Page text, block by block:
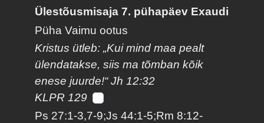
Ülestõusmisaja 7. pühapäev Exaudi
Püha Vaimu ootus
Kristus ütleb: „Kui mind maa pealt
ülendatakse, siis ma tõmban kõik
enese juurde!“ Jh 12:32
KLPR 129
Ps 27:1-3,7-9;Js 44:1-5;Rm 8:12-